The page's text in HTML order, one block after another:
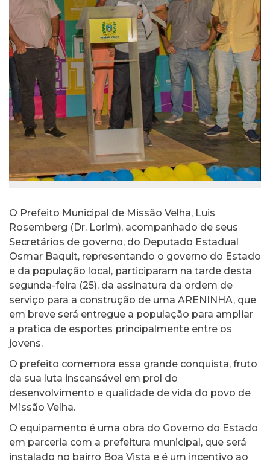
O Prefeito Municipal de Missão Velha, Luis
Rosemberg (Dr. Lorim), acompanhado de seus
Secretários de governo, do Deputado Estadual
Osmar Baquit, representando o governo do Estado
e da população local, participaram na tarde desta
segunda-feira (25), da assinatura da ordem de
serviço para a construção de uma ARENINHA, que
em breve será entregue a população para ampliar
a pratica de esportes principalmente entre os
jovens.
O prefeito comemora essa grande conquista, fruto
da sua luta inscansável em prol do
desenvolvimento e qualidade de vida do povo de
Missão Velha.
O equipamento é uma obra do Governo do Estado
em parceria com a prefeitura municipal, que será
instalado no bairro Boa Vista e é um incentivo ao